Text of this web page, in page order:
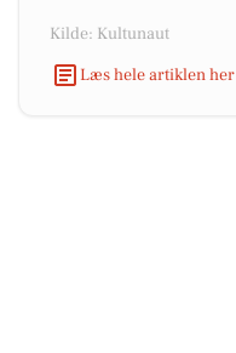
Kilde: Kultunaut
Læs hele artiklen her